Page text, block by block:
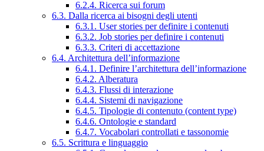
6.2.4. Ricerca sui forum
6.3. Dalla ricerca ai bisogni degli utenti
6.3.1. User stories per definire i contenuti
6.3.2. Job stories per definire i contenuti
6.3.3. Criteri di accettazione
6.4. Architettura dell’informazione
6.4.1. Definire l’architettura dell’informazione
6.4.2. Alberatura
6.4.3. Flussi di interazione
6.4.4. Sistemi di navigazione
6.4.5. Tipologie di contenuto (content type)
6.4.6. Ontologie e standard
6.4.7. Vocabolari controllati e tassonomie
6.5. Scrittura e linguaggio